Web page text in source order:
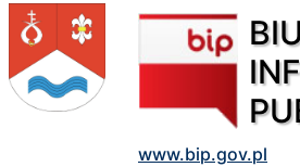
www.bip.gov.pl